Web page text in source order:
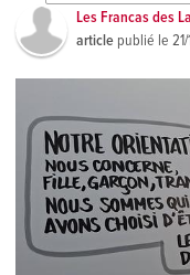
Les Francas des
article publié le